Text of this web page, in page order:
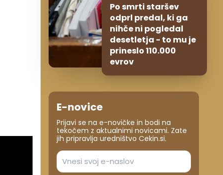
Po smrti staršev
odprl predal, ki ga
nihče ni pogledal
desetletja - to mu je
prineslo 110.000
evrov
E-novice
Prijavi se na e-novičke in bodi na
tekočem z aktualnimi novicami. Zate
jih pripravlja uredništvo Cekin.si.